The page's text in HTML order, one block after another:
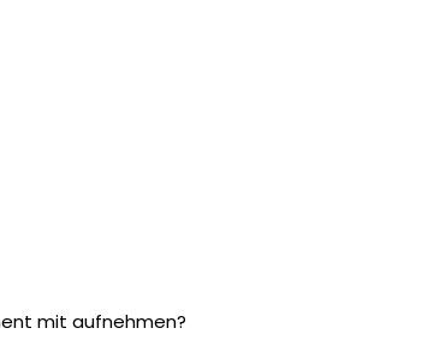
mit aufnehmen?